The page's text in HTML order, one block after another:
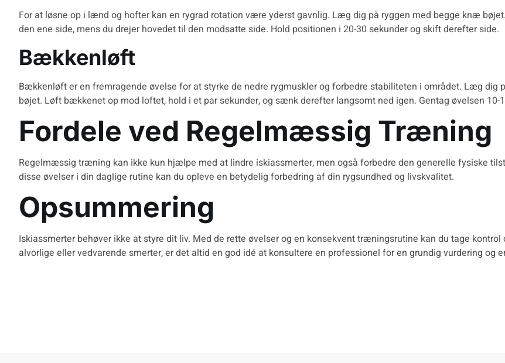
For at løsne op i lænd og hofter kan en rygrad rotation være yderst gavnlig. Læg dig på ryggen med begge knæ
den ene side, mens du drejer hovedet til den modsatte side. Hold positionen i 20-30 sekunder og skift derefter side.
Bækkenløft
Bækkenløft er en fremragende øvelse for at styrke de nedre rygmuskler og forbedre stabiliteten i området. Læg
bøjet. Løft bækkenet op mod loftet, hold i et par sekunder, og sænk derefter langsomt ned igen. Gentag øvelsen 10-
Fordele ved Regelmæssig Træning
Regelmæssig træning kan ikke kun hjælpe med at lindre iskiassmerter, men også forbedre den generelle fysiske
disse øvelser i din daglige rutine kan du opleve en betydelig forbedring af din rygsundhed og livskvalitet.
Opsummering
Iskiassmerter behøver ikke at styre dit liv. Med de rette øvelser og en konsekvent træningsrutine kan du tage
alvorlige eller vedvarende smerter, er det altid en god idé at konsultere en professionel for en grundig vurdering og